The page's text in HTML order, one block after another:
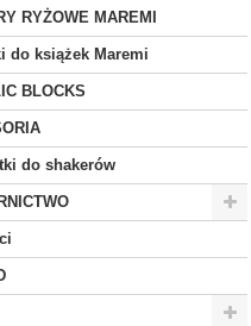
RYŻOWE MAREMI
do książek Maremi
BLOCKS
do shakerów